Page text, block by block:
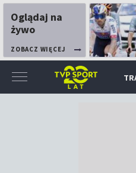
Oglądaj na
żywo
ZOBACZ WIĘCEJ